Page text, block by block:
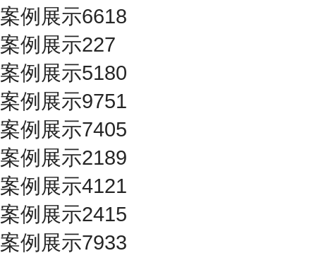
案例展示6618
案例展示227
案例展示5180
案例展示9751
案例展示7405
案例展示2189
案例展示4121
案例展示2415
案例展示7933